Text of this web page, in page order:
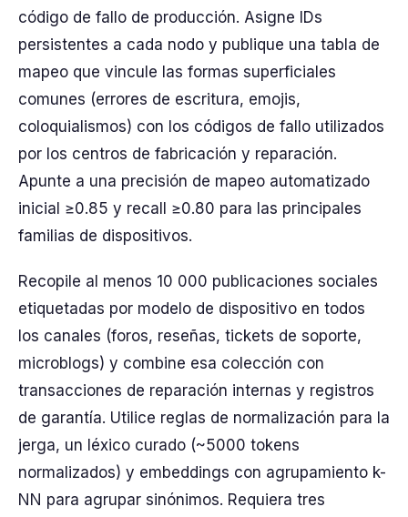
código de fallo de producción. Asigne IDs
persistentes a cada nodo y publique una tabla de
mapeo que vincule las formas superficiales
comunes (errores de escritura, emojis,
coloquialismos) con los códigos de fallo utilizados
por los centros de fabricación y reparación.
Apunte a una precisión de mapeo automatizado
inicial ≥0.85 y recall ≥0.80 para las principales
familias de dispositivos.
Recopile al menos 10 000 publicaciones sociales
etiquetadas por modelo de dispositivo en todos
los canales (foros, reseñas, tickets de soporte,
microblogs) y combine esa colección con
transacciones de reparación internas y registros
de garantía. Utilice reglas de normalización para la
jerga, un léxico curado (~5000 tokens
normalizados) y embeddings con agrupamiento k-
NN para agrupar sinónimos. Requiera tres